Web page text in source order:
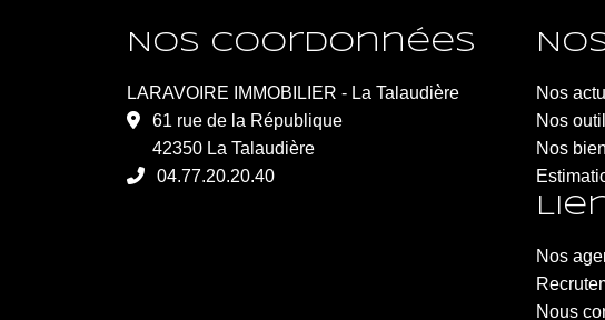
Nos coordonnées
LARAVOIRE IMMOBILIER - La Talaudière
61 rue de la République
42350 La Talaudière
04.77.20.20.40
6
Nos
Nos
Nos
Nos
Nous